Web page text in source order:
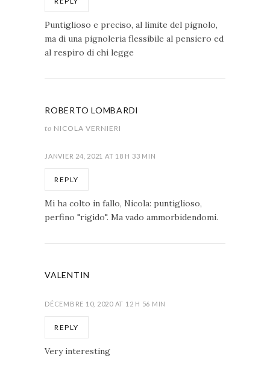
Puntiglioso e preciso, al limite del pignolo,
ma di una pignoleria flessibile al pensiero ed
al respiro di chi legge
ROBERTO LOMBARDI
to NICOLA VERNIERI
JANVIER 24, 2021 AT 18 H 33 MIN
REPLY
Mi ha colto in fallo, Nicola: puntiglioso,
perfino "rigido". Ma vado ammorbidendomi.
VALENTIN
DÉCEMBRE 10, 2020 AT 12 H 56 MIN
REPLY
Very interesting